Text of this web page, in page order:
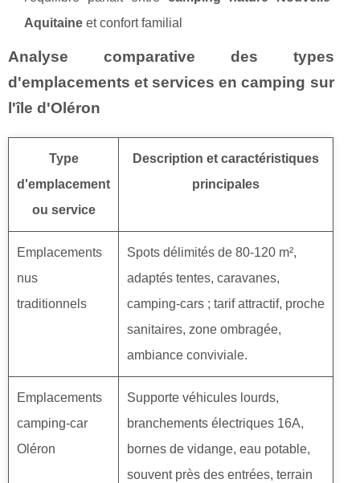
Aquitaine et confort familial
Analyse comparative des types
d'emplacements et services en camping sur
l'île d'Oléron
Type
d'emplacement
ou service
Description et caractéristiques
principales
Emplacements
nus
traditionnels
Spots délimités de 80-120 m²,
adaptés tentes, caravanes,
camping-cars ; tarif attractif, proche
sanitaires, zone ombragée,
ambiance conviviale.
Emplacements
camping-car
Oléron
Supporte véhicules lourds,
branchements électriques 16A,
bornes de vidange, eau potable,
souvent près des entrées, terrain